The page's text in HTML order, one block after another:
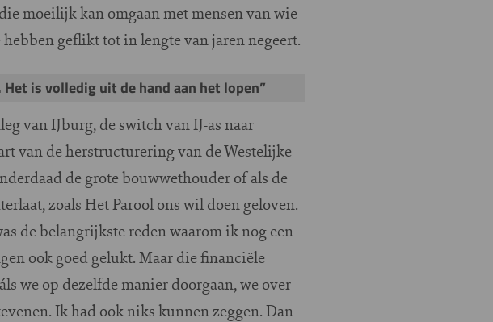
moeilijk kan omgaan met mensen van wie
geflikt tot in lengte van jaren negeert.
is volledig uit de hand aan het lopen”
van IJburg, de switch van IJ-as naar
van de herstructurering van de Westelijke
de grote bouwwethouder of als de
zoals Het Parool ons wil doen geloven.
de belangrijkste reden waarom ik nog een
ook goed gelukt. Maar die financiële
we op dezelfde manier doorgaan, we over
Ik had ook niks kunnen zeggen. Dan